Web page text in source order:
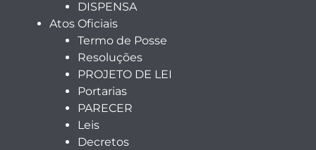
DISPENSA
Atos Oficiais
Termo de Posse
Resoluções
PROJETO DE LEI
Portarias
PARECER
Leis
Decretos